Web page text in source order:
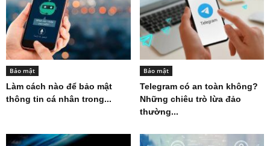
Bảo mật
Làm cách nào để bảo mật
thông tin cá nhân trong...
Bảo mật
Telegram có an toàn không?
Những chiêu trò lừa đảo
thường...